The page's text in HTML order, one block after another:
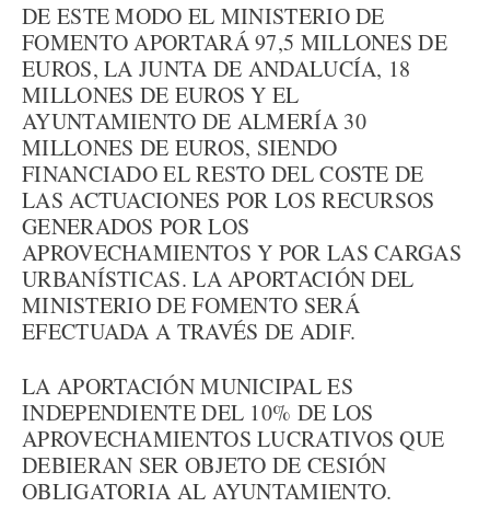
DE ESTE MODO EL MINISTERIO DE
FOMENTO APORTARÁ 97,5 MILLONES DE
EUROS, LA JUNTA DE ANDALUCÍA, 18
MILLONES DE EUROS Y EL
AYUNTAMIENTO DE ALMERÍA 30
MILLONES DE EUROS, SIENDO
FINANCIADO EL RESTO DEL COSTE DE
LAS ACTUACIONES POR LOS RECURSOS
GENERADOS POR LOS
APROVECHAMIENTOS Y POR LAS CARGAS
URBANÍSTICAS. LA APORTACIÓN DEL
MINISTERIO DE FOMENTO SERÁ
EFECTUADA A TRAVÉS DE ADIF.
LA APORTACIÓN MUNICIPAL ES
INDEPENDIENTE DEL 10% DE LOS
APROVECHAMIENTOS LUCRATIVOS QUE
DEBIERAN SER OBJETO DE CESIÓN
OBLIGATORIA AL AYUNTAMIENTO.